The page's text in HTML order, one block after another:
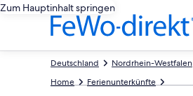
Zum Hauptinhalt springen
Nordrhein-Westfalen
Deutschland
Ferienunterkünfte
Home